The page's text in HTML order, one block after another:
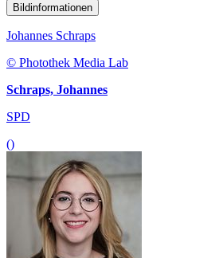
Bildinformationen
Johannes Schraps
© Photothek Media Lab
Schraps, Johannes
SPD
()